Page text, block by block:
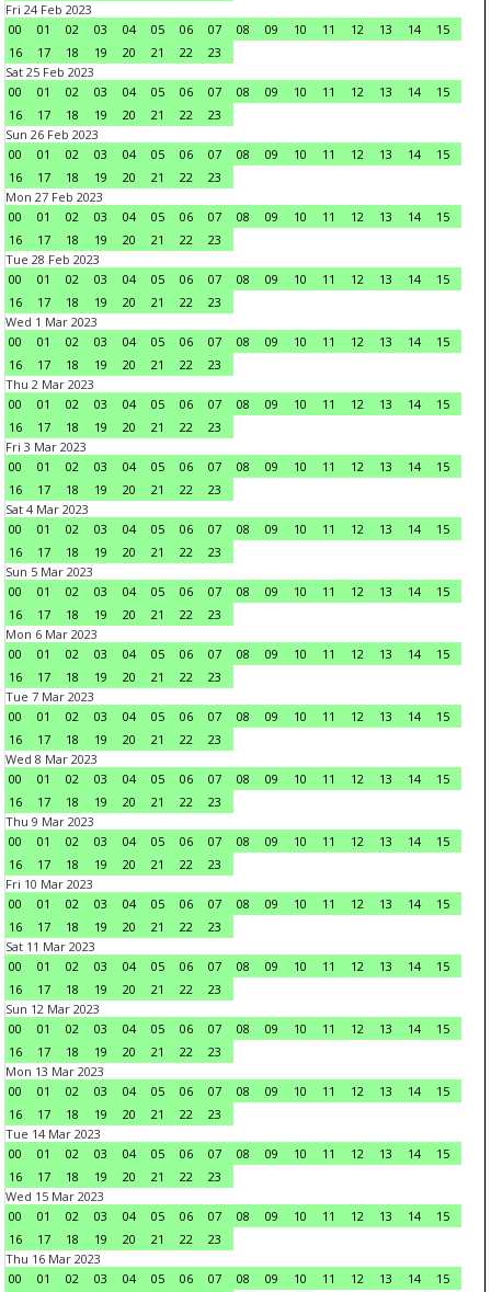
Fri 24 Feb 2023
00
01 02 03 04 05 06 07 08 09 10 11 12 13 14
15
16
17 18 19 20 21 22
23
Sat 25 Feb 2023
00
01 02 03 04 05 06 07 08 09 10 11 12 13 14
15
16
17 18 19 20 21 22
23
Sun 26 Feb 2023
00
01 02 03 04 05 06 07 08 09 10 11 12 13 14
15
16
17 18 19 20 21 22
23
Mon 27 Feb 2023
00
01 02 03 04 05 06 07 08 09 10 11 12 13 14
15
16
17 18 19 20 21 22
23
Tue 28 Feb 2023
00
01 02 03 04 05 06 07 08 09 10 11 12 13 14
15
16
17 18 19 20 21 22
23
Wed 1 Mar 2023
00
01 02 03 04 05 06 07 08 09 10 11 12 13 14
15
16
17 18 19 20 21 22
23
Thu 2 Mar 2023
00
01 02 03 04 05 06 07 08 09 10 11 12 13 14
15
16
17 18 19 20 21 22
23
Fri 3 Mar 2023
00
01 02 03 04 05 06 07 08 09 10 11 12 13 14
15
16
17 18 19 20 21 22
23
Sat 4 Mar 2023
00
01 02 03 04 05 06 07 08 09 10 11 12 13 14
15
16
17 18 19 20 21 22
23
Sun 5 Mar 2023
00
01 02 03 04 05 06 07 08 09 10 11 12 13 14
15
16
17 18 19 20 21 22
23
Mon 6 Mar 2023
00
01 02 03 04 05 06 07 08 09 10 11 12 13 14
15
16
17 18 19 20 21 22
23
Tue 7 Mar 2023
00
01 02 03 04 05 06 07 08 09 10 11 12 13 14
15
16
17 18 19 20 21 22
23
Wed 8 Mar 2023
00
01 02 03 04 05 06 07 08 09 10 11 12 13 14
15
16
17 18 19 20 21 22
23
Thu 9 Mar 2023
00
01 02 03 04 05 06 07 08 09 10 11 12 13 14
15
16
17 18 19 20 21 22
23
Fri 10 Mar 2023
00
01 02 03 04 05 06 07 08 09 10 11 12 13 14
15
16
17 18 19 20 21 22
23
Sat 11 Mar 2023
00
01 02 03 04 05 06 07 08 09 10 11 12 13 14
15
16
17 18 19 20 21 22
23
Sun 12 Mar 2023
00
01 02 03 04 05 06 07 08 09 10 11 12 13 14
15
16
17 18 19 20 21 22
23
Mon 13 Mar 2023
00
01 02 03 04 05 06 07 08 09 10 11 12 13 14
15
16
17 18 19 20 21 22
23
Tue 14 Mar 2023
00
01 02 03 04 05 06 07 08 09 10 11 12 13 14
15
16
17 18 19 20 21 22
23
Wed 15 Mar 2023
00
01 02 03 04 05 06 07 08 09 10 11 12 13 14
15
16
17 18 19 20 21 22
23
Thu 16 Mar 2023
00
01 02 03 04 05 06 07 08 09 10 11 12 13 14 15